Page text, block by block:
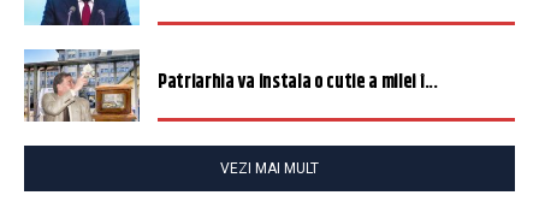
Patriarhia va instala o cutie a milei î...
VEZI MAI MULT